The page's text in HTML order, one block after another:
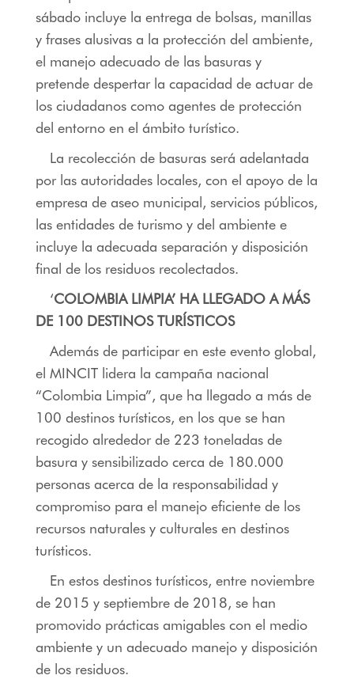
sábado incluye la entrega de bolsas, manillas
y frases alusivas a la protección del ambiente,
el manejo adecuado de las basuras y
pretende despertar la capacidad de actuar de
los ciudadanos como agentes de protección
del entorno en el ámbito turístico.
La recolección de basuras será adelantada
por las autoridades locales, con el apoyo de la
empresa de aseo municipal, servicios públicos,
las entidades de turismo y del ambiente e
incluye la adecuada separación y disposición
final de los residuos recolectados.
‘COLOMBIA LIMPIA’ HA LLEGADO A MÁS
DE 100 DESTINOS TURÍSTICOS
Además de participar en este evento global,
el MINCIT lidera la campaña nacional
“Colombia Limpia”, que ha llegado a más de
100 destinos turísticos, en los que se han
recogido alrededor de 223 toneladas de
basura y sensibilizado cerca de 180.000
personas acerca de la responsabilidad y
compromiso para el manejo eficiente de los
recursos naturales y culturales en destinos
turísticos.
En estos destinos turísticos, entre noviembre
de 2015 y septiembre de 2018, se han
promovido prácticas amigables con el medio
ambiente y un adecuado manejo y disposición
de los residuos.